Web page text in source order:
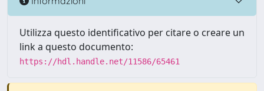
Utilizza questo identificativo per citare o creare un
link a questo documento:
https://hdl.handle.net/11586/65461